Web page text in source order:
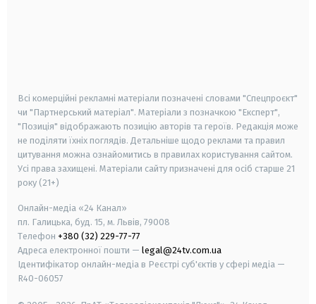
Всі комерційні рекламні матеріали позначені словами "Спецпроєкт"
чи "Партнерський матеріал". Матеріали з позначкою "Експерт",
"Позиція" відображають позицію авторів та героїв. Редакція може
не поділяти їхніх поглядів. Детальніше щодо реклами та правил
цитування можна ознайомитись в правилах користування сайтом.
Усі права захищені. Матеріали сайту призначені для осіб старше 21
року (21+)
Онлайн-медіа «24 Канал»
пл. Галицька, буд. 15, м. Львів, 79008
Телефон +380 (32) 229-77-77
Адреса електронної пошти — legal@24tv.com.ua
Ідентифікатор онлайн-медіа в Реєстрі суб'єктів у сфері медіа —
R40-06057